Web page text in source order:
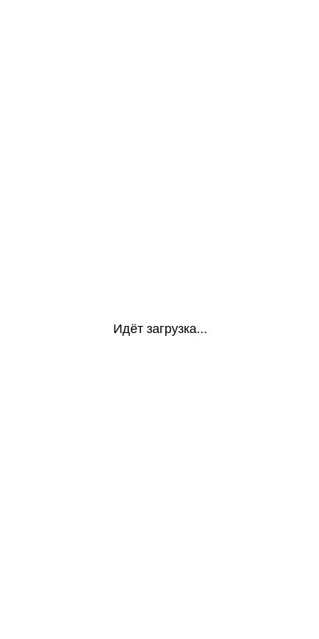
Идёт загрузка...